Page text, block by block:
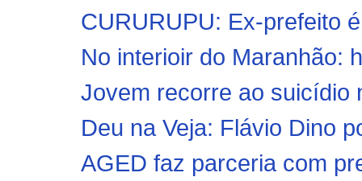
CURURUPU: Ex-prefeito
No interioir do Maranhão:
Jovem recorre ao suicídio
Deu na Veja: Flávio Dino
AGED faz parceria com